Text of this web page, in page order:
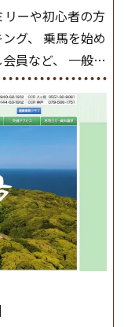
う。 注意事項
こちらで決定い
雨天決行です
止させていただ
ドパークの協議
止になる場合が
いる皆様には事
レックのツアー
リーや初心者の方
グ、 乗馬を始め
員など、 一般の
指しています。
り自分の馬を持
健康や趣味、スポ
日々乗馬をお楽
ンウィークと夏
、ぜひご家族で
紹介記事はこち